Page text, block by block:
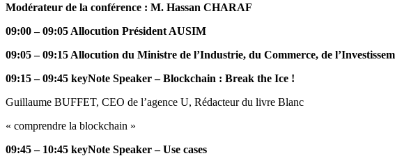
Modérateur de la conférence : M. Hassan CHARAF
09:00 – 09:05 Allocution Président AUSIM
09:05 – 09:15 Allocution du Ministre de l’Industrie, du Commerce, de
09:15 – 09:45 keyNote Speaker – Blockchain : Break the Ice !
Guillaume BUFFET, CEO de l’agence U, Rédacteur du livre Blanc
« comprendre la blockchain »
09:45 – 10:45 keyNote Speaker – Use cases